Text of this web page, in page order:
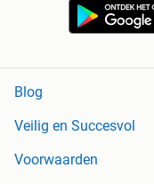
Blog
Veilig en Succesvol
Voorwaarden